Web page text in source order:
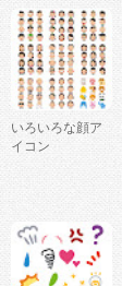
いろいろな顔ア
イコン